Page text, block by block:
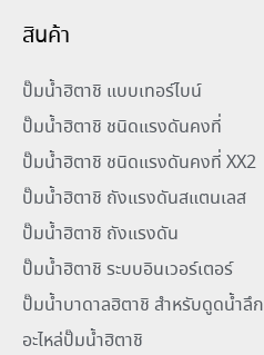
สินค้า
ปั๊มน้ำฮิตาชิ แบบเทอร์ไบน์
ปั๊มน้ำฮิตาชิ ชนิดแรงดันคงที่
ปั๊มน้ำฮิตาชิ ชนิดแรงดันคงที่ XX2
ปั๊มน้ำฮิตาชิ ถังแรงดันสแตนเลส
ปั๊มน้ำฮิตาชิ ถังแรงดัน
ปั๊มน้ำฮิตาชิ ระบบอินเวอร์เตอร์
ปั๊มน้ำบาดาลฮิตาชิ สำหรับดูดน้ำลึก
อะไหล่ปั๊มน้ำฮิตาชิ